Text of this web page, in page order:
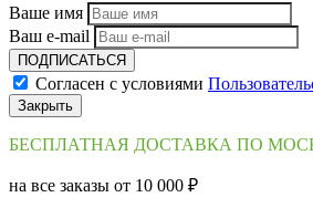
Ваше имя
Ваш e-mail
ПОДПИСАТЬСЯ
Согласен с условиями
Закрыть
БЕСПЛАТНАЯ ДОСТАВКА ПО
на все заказы от 10 000 ₽